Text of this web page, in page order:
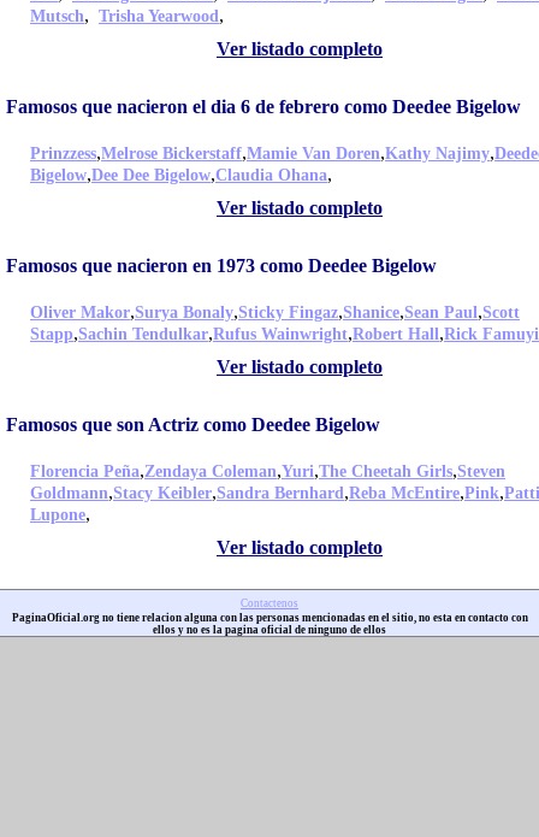
Mutsch, Trisha Yearwood,
Ver listado completo
Famosos que nacieron el dia 6 de febrero como Deedee Bigelow
Prinzzess,Melrose Bickerstaff,Mamie Van Doren,Kathy Najimy,
Bigelow,Dee Dee Bigelow,Claudia Ohana,
Ver listado completo
Famosos que nacieron en 1973 como Deedee Bigelow
Oliver Makor,Surya Bonaly,Sticky Fingaz,Shanice,Sean Paul,Scott
Stapp,Sachin Tendulkar,Rufus Wainwright,Robert Hall,Rick
Ver listado completo
Famosos que son Actriz como Deedee Bigelow
Florencia Peña,Zendaya Coleman,Yuri,The Cheetah Girls,Steven
Goldmann,Stacy Keibler,Sandra Bernhard,Reba McEntire,Pink,Patti
Lupone,
Ver listado completo
Contactenos
PaginaOficial.org no tiene relacion alguna con las personas mencionadas en el sitio, no esta en contacto con
ellos y no es la pagina oficial de ninguno de ellos